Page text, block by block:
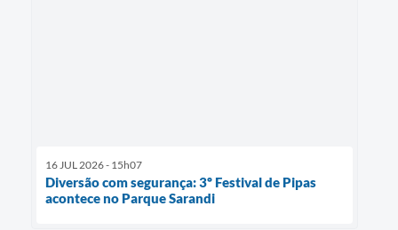
16 JUL 2026 - 15h07
Diversão com segurança: 3º Festival de Pipas
acontece no Parque Sarandi